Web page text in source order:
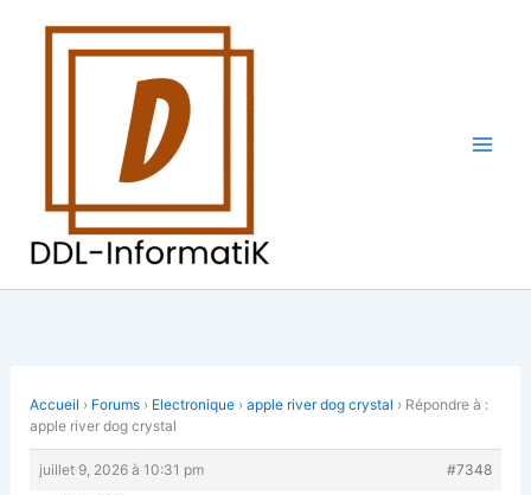
Accueil › Forums › Electronique › apple river dog crystal › Répondre à :
apple river dog crystal
juillet 9, 2026 à 10:31 pm
#7348